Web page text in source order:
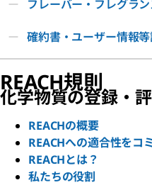
フレーバー・フレグラ
確約書・ユーザー情報
REACH規則
化学物質の登録・
REACHの概要
REACHへの適合性をコ
REACHとは？
私たちの役割